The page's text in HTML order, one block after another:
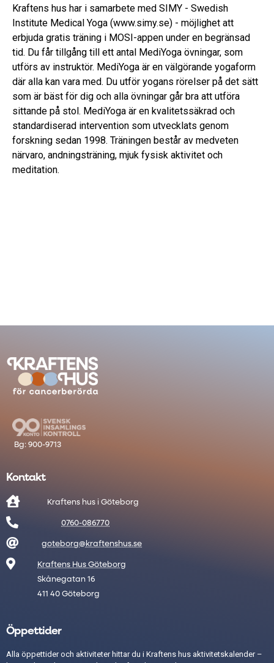
Kraftens hus har i samarbete med SIMY - Swedish
Institute Medical Yoga (www.simy.se) - möjlighet att
erbjuda gratis träning i MOSI-appen under en begränsad
tid. Du får tillgång till ett antal MediYoga övningar, som
utförs av instruktör. MediYoga är en välgörande yogaform
där alla kan vara med. Du utför yogans rörelser på det sätt
som är bäst för dig och alla övningar går bra att utföra
sittande på stol. MediYoga är en kvalitetssäkrad och
standardiserad intervention som utvecklats genom
forskning sedan 1998. Träningen består av medveten
närvaro, andningsträning, mjuk fysisk aktivitet och
meditation.
Kontakt
 Kraftens hus i Göteborg
 0760-086770
 goteborg@kraftenshus.se

Kraftens Hus Göteborg
Skånegatan 16
411 40 Göteborg
Öppettider
Alla öppettider och aktiviteter hittar du i Kraftens hus aktivitetskalender –